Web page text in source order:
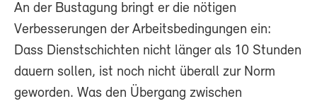
An der Bustagung bringt er die nötigen
Verbesserungen der Arbeitsbedingungen ein:
Dass Dienstschichten nicht länger als 10 Stunden
dauern sollen, ist noch nicht überall zur Norm
geworden. Was den Übergang zwischen